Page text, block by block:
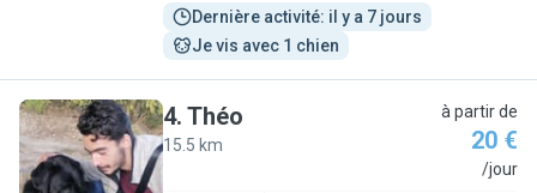
Dernière activité: il y a 7 jours
Je vis avec 1 chien
T
4. Théo
15.5 km
à partir de
20 €
/jour